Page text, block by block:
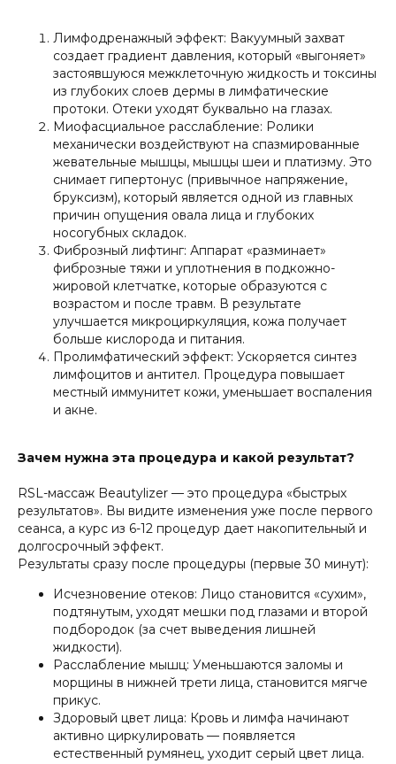
Лимфодренажный эффект: Вакуумный захват
создает градиент давления, который «выгоняет»
застоявшуюся межклеточную жидкость и токсины
из глубоких слоев дермы в лимфатические
протоки. Отеки уходят буквально на глазах.
Миофасциальное расслабление: Ролики
механически воздействуют на спазмированные
жевательные мышцы, мышцы шеи и платизму. Это
снимает гипертонус (привычное напряжение,
бруксизм), который является одной из главных
причин опущения овала лица и глубоких
носогубных складок.
Фиброзный лифтинг: Аппарат «разминает»
фиброзные тяжи и уплотнения в подкожно-
жировой клетчатке, которые образуются с
возрастом и после травм. В результате
улучшается микроциркуляция, кожа получает
больше кислорода и питания.
Пролимфатический эффект: Ускоряется синтез
лимфоцитов и антител. Процедура повышает
местный иммунитет кожи, уменьшает воспаления
и акне.
Зачем нужна эта процедура и какой результат?
RSL-массаж Beautylizer — это процедура «быстрых
результатов». Вы видите изменения уже после первого
сеанса, а курс из 6-12 процедур дает накопительный и
долгосрочный эффект.
Результаты сразу после процедуры (первые 30 минут):
Исчезновение отеков: Лицо становится «сухим»,
подтянутым, уходят мешки под глазами и второй
подбородок (за счет выведения лишней
жидкости).
Расслабление мышц: Уменьшаются заломы и
морщины в нижней трети лица, становится мягче
прикус.
Здоровый цвет лица: Кровь и лимфа начинают
активно циркулировать — появляется
естественный румянец, уходит серый цвет лица.